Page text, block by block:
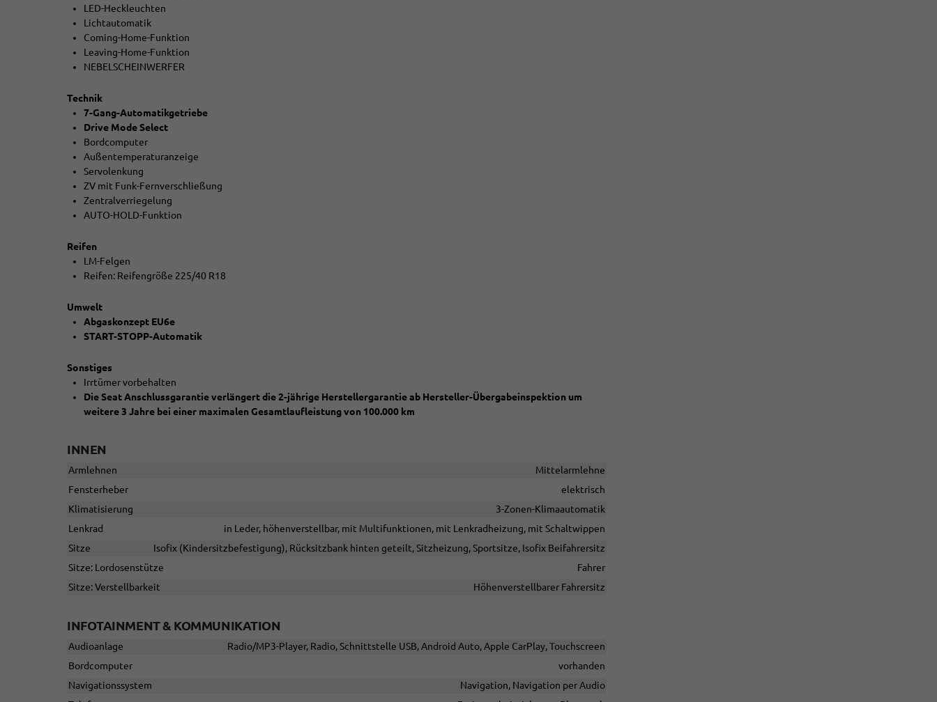
LED-Heckleuchten
Lichtautomatik
Coming-Home-Funktion
Leaving-Home-Funktion
NEBELSCHEINWERFER
Technik
7-Gang-Automatikgetriebe
Drive Mode Select
Bordcomputer
Außentemperaturanzeige
Servolenkung
ZV mit Funk-Fernverschließung
Zentralverriegelung
AUTO-HOLD-Funktion
Reifen
LM-Felgen
Reifen: Reifengröße 225/40 R18
Umwelt
Abgaskonzept EU6e
START-STOPP-Automatik
Sonstiges
Irrtümer vorbehalten
Die Seat Anschlussgarantie verlängert die 2-jährige Herstellergarantie ab Hersteller-Übergabeinspektion um
weitere 3 Jahre bei einer maximalen Gesamtlaufleistung von 100.000 km
INNEN
Armlehnen
Mittelarmlehne
Fensterheber
elektrisch
Klimatisierung
3-Zonen-Klimaautomatik
Lenkrad
in Leder, höhenverstellbar, mit Multifunktionen, mit Lenkradheizung, mit Schaltwippen
Sitze
Isofix (Kindersitzbefestigung), Rücksitzbank hinten geteilt, Sitzheizung, Sportsitze, Isofix Beifahrersitz
Sitze: Lordosenstütze
Fahrer
Sitze: Verstellbarkeit
Höhenverstellbarer Fahrersitz
INFOTAINMENT & KOMMUNIKATION
Audioanlage
Radio/MP3-Player, Radio, Schnittstelle USB, Android Auto, Apple CarPlay, Touchscreen
Bordcomputer
vorhanden
Navigationssystem
Navigation, Navigation per Audio